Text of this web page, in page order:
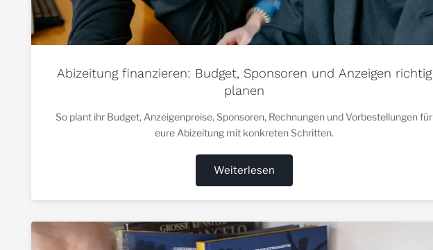
Abizeitung finanzieren: Budget, Sponsoren und Anzeigen richtig
planen
So plant ihr Budget, Anzeigenpreise, Sponsoren, Rechnungen und Vorbestellungen für
eure Abizeitung mit konkreten Schritten.
Weiterlesen